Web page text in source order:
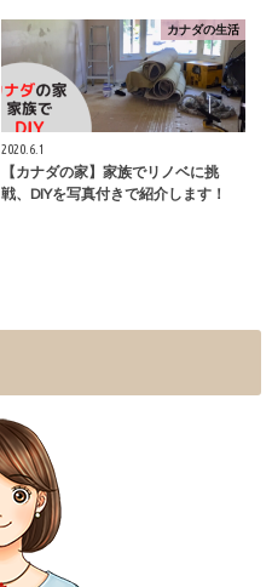
カナダの生活
2020.6.1
【カナダの家】家族でリノベに挑
戦、DIYを写真付きで紹介します！